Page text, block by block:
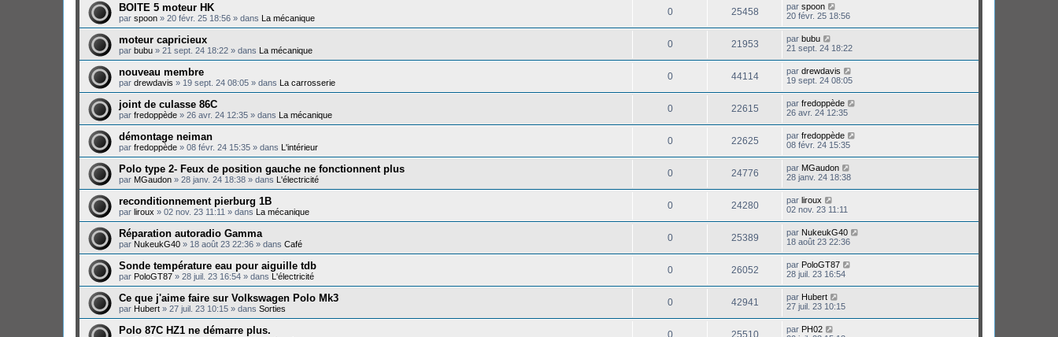
BOITE 5 moteur HK
par spoon » 20 févr. 25 18:56 » dans La mécanique
0 25458 par spoon
20 févr. 25 18:56
moteur capricieux
par bubu » 21 sept. 24 18:22 » dans La mécanique
0 21953 par bubu
21 sept. 24 18:22
nouveau membre
par drewdavis » 19 sept. 24 08:05 » dans La carrosserie
0 44114 par drewdavis
19 sept. 24 08:05
joint de culasse 86C
par fredoppède » 26 avr. 24 12:35 » dans La mécanique
0 22615 par fredoppède
26 avr. 24 12:35
démontage neiman
par fredoppède » 08 févr. 24 15:35 » dans L'intérieur
0 22625 par fredoppède
08 févr. 24 15:35
Polo type 2- Feux de position gauche ne fonctionnent plus
par MGaudon » 28 janv. 24 18:38 » dans L'électricité
0 24776 par MGaudon
28 janv. 24 18:38
reconditionnement pierburg 1B
par liroux » 02 nov. 23 11:11 » dans La mécanique
0 24280 par liroux
02 nov. 23 11:11
Réparation autoradio Gamma
par NukeukG40 » 18 août 23 22:36 » dans Café
0 25389 par NukeukG40
18 août 23 22:36
Sonde température eau pour aiguille tdb
par PoloGT87 » 28 juil. 23 16:54 » dans L'électricité
0 26052 par PoloGT87
28 juil. 23 16:54
Ce que j'aime faire sur Volkswagen Polo Mk3
par Hubert » 27 juil. 23 10:15 » dans Sorties
0 42941 par Hubert
27 juil. 23 10:15
Polo 87C HZ1 ne démarre plus. 0 25510 par PH02